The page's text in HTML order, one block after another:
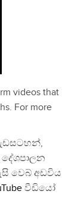
videos that
For more
වෙබ් අඩවිය
වීඩියෝ